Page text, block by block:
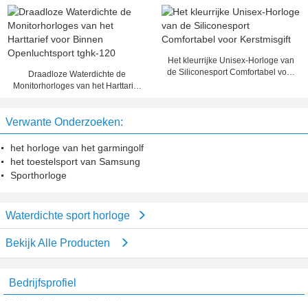
Macht Verwarmen
Muziekmp3 Speler
Draadloze Waterdichte de
Monitorhorloges van het Harttarief
Het kleurrijke Unisex-Horloge van
de Siliconesport Comfortabel voor
Verwante Onderzoeken:
het horloge van het garmingolf
het toestelsport van Samsung
Sporthorloge
Waterdichte sport horloge
Bekijk Alle Producten
Bedrijfsprofiel